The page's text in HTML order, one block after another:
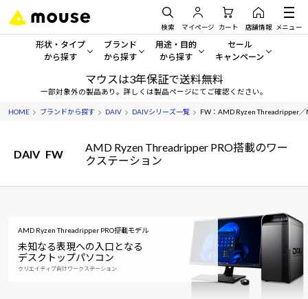
検索 マイページ カート 店舗情報 メニュー
形状・タイプ
から探す
形状・タイプから探す をすべてみる
デスクトップPC
ノートPC
ワークステーション
ブランド
から探す
mouse
G TUNE
NEXTGEAR
iiyama
Copilot+ PC
用途・目的
から探す
一般向けパソコン
ゲーミングPC・ゲーム向けパソコン
クリエイティブ向け
学習向けパソコン
スペック/パーツ別
AIおすすめパソコン
セール
キャンペーン
セール・キャンペー
期間限定セール
今イチオシのパソコンをピ
Windows 11| Copilot+ PC
マウスは3年保証で送料無料
一部対象外の製品あり。詳しくは製品ページにてご確認ください。
HOME ブランドから探す DAIV DAIVシリーズ一覧 FW：AMD Ryzen Threadripper／
DAIV FW
AMD Ryzen Threadripper PRO搭載のワー
クステーション
AMD Ryzen Threadripper PRO搭載モデル
未知なる表現への入口となる
デスクトップパソコン
クリエイティブ向けワークステーション